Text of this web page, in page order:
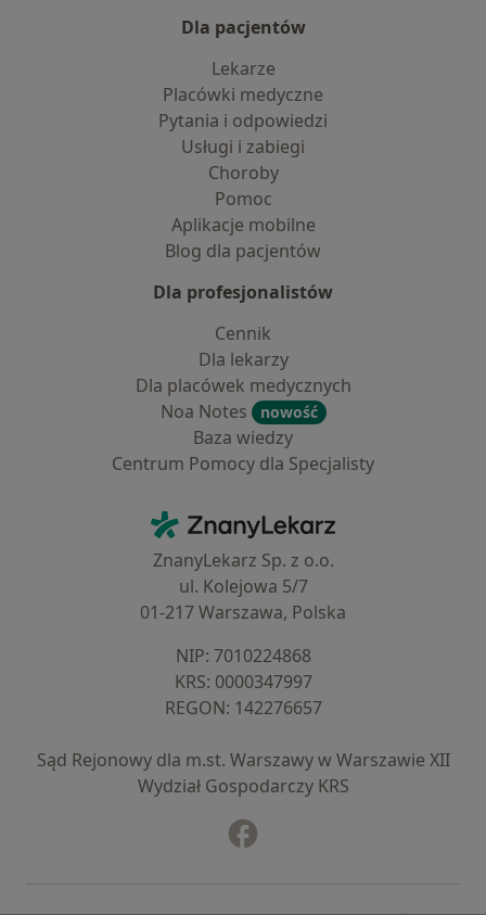
Dla pacjentów
Lekarze
Placówki medyczne
Pytania i odpowiedzi
Usługi i zabiegi
Choroby
Pomoc
Aplikacje mobilne
Blog dla pacjentów
Dla profesjonalistów
Cennik
Dla lekarzy
Dla placówek medycznych
Noa Notes
nowość
Baza wiedzy
Centrum Pomocy dla Specjalisty
ZnanyLekarz - Strona główna
ZnanyLekarz Sp. z o.o.
ul. Kolejowa 5/7
01-217 Warszawa, Polska
NIP: ⁠7010224868
KRS: ⁠0000347997
REGON: ⁠142276657
Sąd Rejonowy dla m.st. Warszawy w Warszawie XII
Wydział Gospodarczy KRS